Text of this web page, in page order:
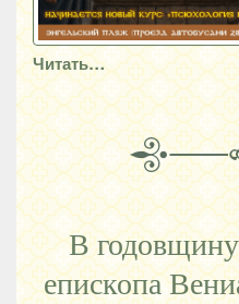
Читать…
В
епископа